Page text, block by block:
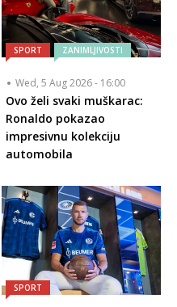
SPORT ZANIMLJIVOSTI
Wed, 5 Aug 2026 - 16:00
Ovo želi svaki muškarac:
Ronaldo pokazao
impresivnu kolekciju
automobila
SPORT